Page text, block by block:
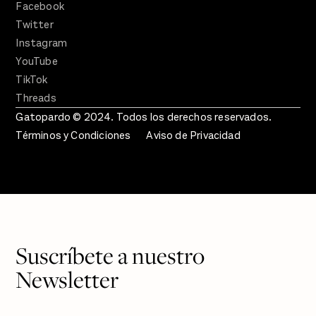
Facebook
Twitter
Instagram
YouTube
TikTok
Threads
Gatopardo © 2024. Todos los derechos reservados.
Términos y Condiciones
Aviso de Privacidad
Suscríbete a nuestro
Newsletter